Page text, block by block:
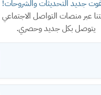
التحديثات والشروحات!
منصات التواصل الاجتماعي
بكل جديد وحصري.